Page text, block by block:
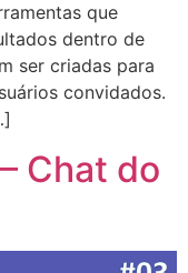
que
dentro de
ser criadas para
convidados.
Chat do